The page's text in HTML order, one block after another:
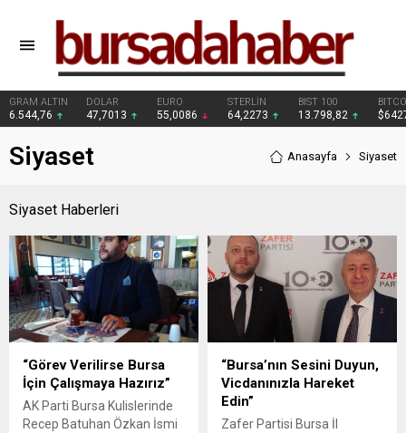
DOLAR
47,7013
EURO
55,0086
STERLİN
64,2273
BIST 100
13.798,82
BITCOIN
$64278
Siyaset Anasayfa Siyaset
Siyaset Haberleri
“Görev Verilirse Bursa
İçin Çalışmaya Hazırız”
AK Parti Bursa Kulislerinde
Recep Batuhan Özkan İsmi
“Bursa’nın Sesini Duyun,
Vicdanınızla Hareket
Edin”
Zafer Partisi Bursa İl